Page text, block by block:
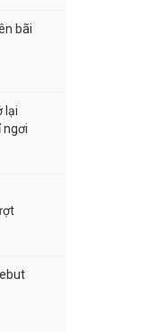
bãi
lại
ngơi